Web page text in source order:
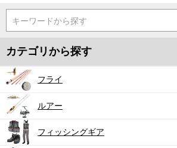
キーワードから探す
カテゴリから探す
フライ
ルアー
フィッシングギア